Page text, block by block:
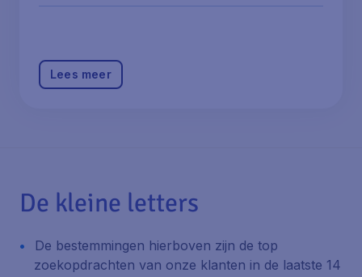
Lees meer
De kleine letters
De bestemmingen hierboven zijn de top
zoekopdrachten van onze klanten in de laatste 14